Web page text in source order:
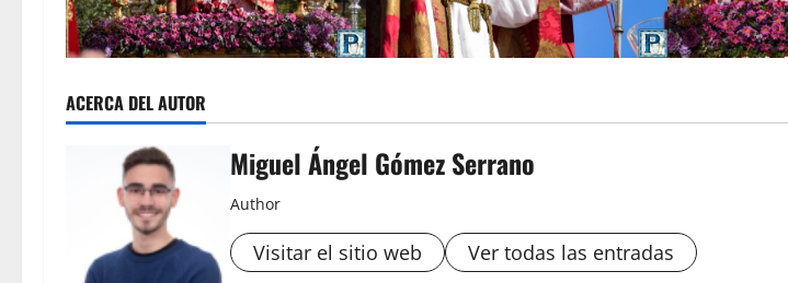
ACERCA DEL AUTOR
Miguel Ángel Gómez Serrano
Author
Visitar el sitio web Ver todas las entradas